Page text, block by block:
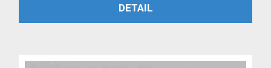
byla:
PŘIDAT DO KOŠÍKU
DETAIL